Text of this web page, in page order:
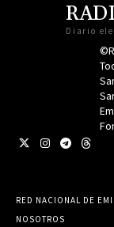
Diario
RED NACIONAL DE
NOSOTROS